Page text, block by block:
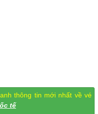
thông tin mới nhất về vé
tế